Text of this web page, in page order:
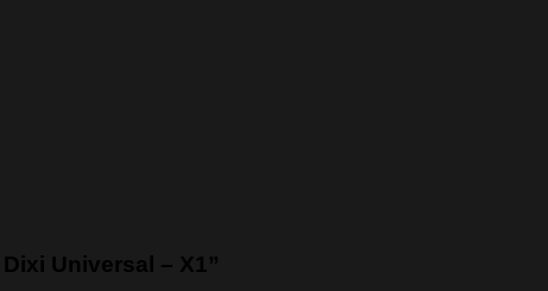
Universal – X1”